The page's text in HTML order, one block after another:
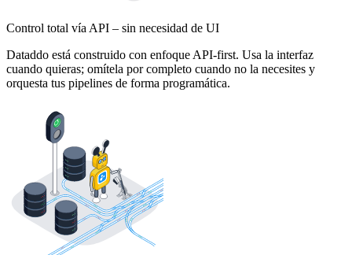
Control total vía API – sin necesidad de UI
Dataddo está construido con enfoque API-first. Usa la interfaz
cuando quieras; omítela por completo cuando no la necesites y
orquesta tus pipelines de forma programática.